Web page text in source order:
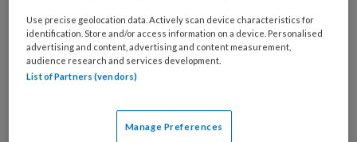
je?
Untitled
Ontvang 2x per week de
KinderopvangTotaal nieuwsbrief
Ontvang iedere zondag het
Management Kinderopvang
Weekoverzicht
Use precise geolocation data. Actively scan device characteristics for
identification. Store and/or access information on a device. Personalised
advertising and content, advertising and content measurement,
audience research and services development.
List of Partners (vendors)
Manage Preferences